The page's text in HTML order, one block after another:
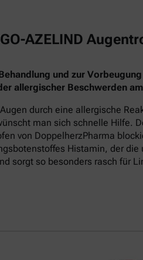
AZELIND
und zur
allergischer Beschwerden
durch eine allergische
man sich schnelle Hilfe.
von DoppelherzPharma
Histamin, der
sorgt so besonders rasch für